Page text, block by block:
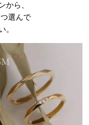
から、
選んで
。